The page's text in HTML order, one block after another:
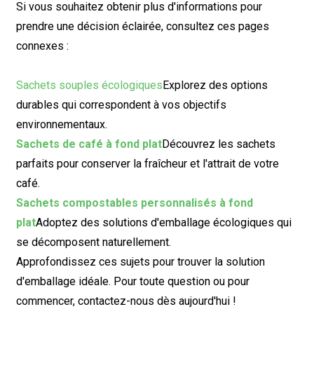
Si vous souhaitez obtenir plus d'informations pour
prendre une décision éclairée, consultez ces pages
connexes :
Sachets souples écologiquesExplorez des options
durables qui correspondent à vos objectifs
environnementaux.
Sachets de café à fond platDécouvrez les sachets
parfaits pour conserver la fraîcheur et l'attrait de votre
café.
Sachets compostables personnalisés à fond
platAdoptez des solutions d'emballage écologiques qui
se décomposent naturellement.
Approfondissez ces sujets pour trouver la solution
d'emballage idéale. Pour toute question ou pour
commencer, contactez-nous dès aujourd'hui !